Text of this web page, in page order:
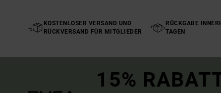
KOSTENLOSER VERSAND UND
RÜCKVERSAND FÜR MITGLIEDER
RÜCKGABE
TAGEN
15%